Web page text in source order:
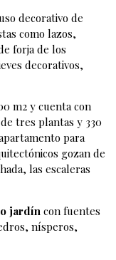
decorativo de
como lazos,
forja de los
decorativos,
m2 y cuenta con
tres plantas y 330
para
gozan de
las escaleras
jardín con fuentes
nísperos,